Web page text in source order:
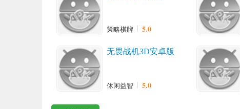
策略棋牌 5.0
无畏战机3D安卓版
休闲益智 5.0